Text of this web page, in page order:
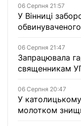
06 Серпня 21:57
У Вінниці
06 Серпня 21:47
Запрацювала
священникам
06 Серпня 20:47
У
молотком